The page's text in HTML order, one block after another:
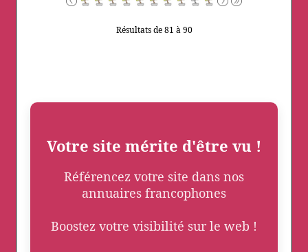
Résultats de 81 à 90
Votre site mérite d'être vu !
Référencez votre site dans nos
annuaires francophones
Boostez votre visibilité sur le web !